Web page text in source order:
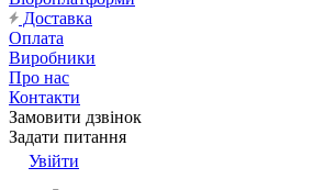
Доставка
Оплата
Виробники
Про нас
Контакти
Замовити дзвінок
Задати питання
Увійти